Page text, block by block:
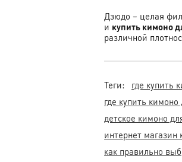
Дзюдо – целая
и купить кимоно
различной
Теги: где купить
где купить
детское кимоно
интернет
как правильно